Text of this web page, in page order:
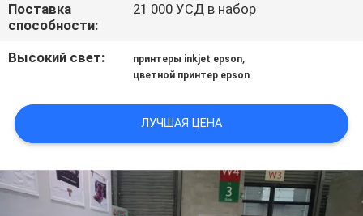
НОВОСТИ
СЛУЧАИ
COMPANY
NEWS
Поставка
способности:
21 000 УСД в набор
Высокий свет: принтеры inkjet epson,
цветной принтер epson
ЛУЧШАЯ ЦЕНА